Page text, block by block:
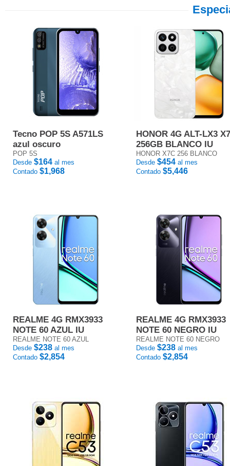
Tecno POP 5S A571LS
azul oscuro
POP 5S
Desde $164 al mes
Contado $1,968
HONOR 4G ALT-LX3
256GB BLANCO IU
HONOR X7C 256 BLANCO
Desde $454 al mes
Contado $5,446
REALME 4G RMX3933
NOTE 60 AZUL IU
REALME NOTE 60 AZUL
Desde $238 al mes
Contado $2,854
REALME 4G RMX3933
NOTE 60 NEGRO IU
REALME NOTE 60 NEGRO
Desde $238 al mes
Contado $2,854